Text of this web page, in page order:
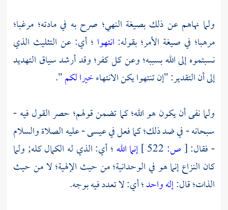
ولما نهاهم عن ذلك بصيغة النهي؛ صرح به في مادته؛ مرغبا؛
مرهبا؛ في صيغة الأمر؛ بقوله: انتهوا ؛ أي: عن التثليث الذي
نسبتموه إلى الله بسببه؛ وعن كل كفر؛ وقد أرشد سياق التهديد
إلى أن التقدير: "إن تنتهوا يكن الانتهاءخيرا لكم".
ولما نفى أن يكون هو الله؛ كما تضمن قولهم؛ حصر القول فيه -
سبحانه - في ضد ذلك؛ كما فعل فيعيسى- عليه الصلاة والسلام
- فقال:[ص: إنما الله؛ أي: الذي له الكمال كله; ولما
كان النزاع إنما هو في الوحدانية؛ من حيث الإلهية؛ لا من حيث
الذات؛ قال:إله واحد؛ أي: لا تعدد فيه بوجه.